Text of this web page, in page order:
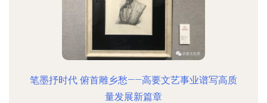
笔墨抒时代 俯首雕乡愁——高要文艺事业谱写高质
量发展新篇章